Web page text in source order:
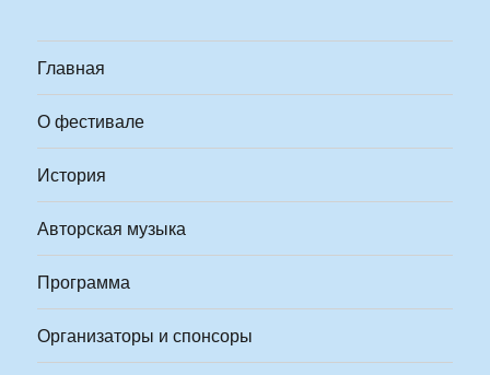
Главная
О фестивале
История
Авторская музыка
Программа
Организаторы и спонсоры